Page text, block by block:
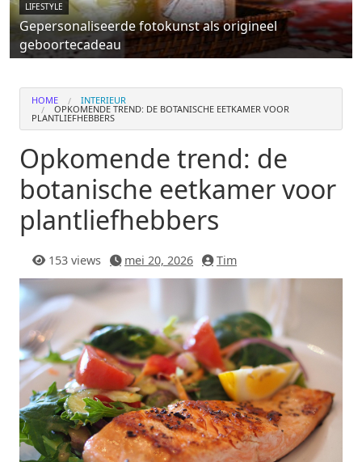
LIFESTYLE
Gepersonaliseerde fotokunst als origineel
geboortecadeau
HOME INTERIEUR
OPKOMENDE TREND: DE BOTANISCHE EETKAMER VOOR
PLANTLIEFHEBBERS
Opkomende trend: de
botanische eetkamer voor
plantliefhebbers
153 views mei 20, 2026 Tim